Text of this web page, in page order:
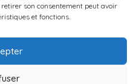
son consentement peut avoir
et fonctions.
LA SOLUTION IMMO
POLITIQUE DE CONFIDENTIALITÉ